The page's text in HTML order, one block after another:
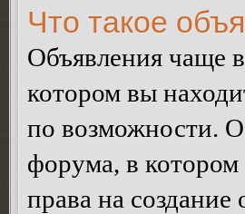
Что такое
Объявления чаще
котором вы
по возможности.
форума, в
права на